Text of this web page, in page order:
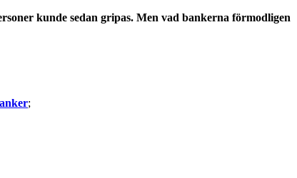
kunde sedan gripas. Men vad bankerna förmodligen
;